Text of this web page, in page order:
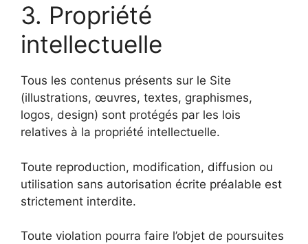
3. Propriété
intellectuelle
Tous les contenus présents sur le Site
(illustrations, œuvres, textes, graphismes,
logos, design) sont protégés par les lois
relatives à la propriété intellectuelle.
Toute reproduction, modification, diffusion ou
utilisation sans autorisation écrite préalable est
strictement interdite.
Toute violation pourra faire l’objet de poursuites